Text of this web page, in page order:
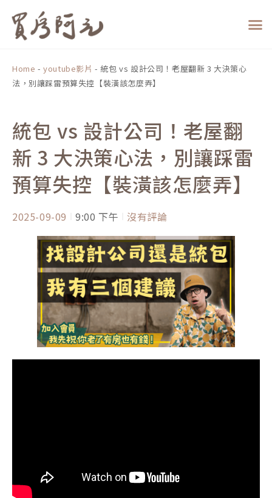
Home -youtube影片 -統包 vs 設計公司！老屋翻新 3 大決策心
法，別讓踩雷預算失控【裝潢該怎麼弄】
統包 vs 設計公司！老屋翻
新 3 大決策心法，別讓踩雷
預算失控【裝潢該怎麼弄】
2025-09-09 9:00 下午 沒有評論